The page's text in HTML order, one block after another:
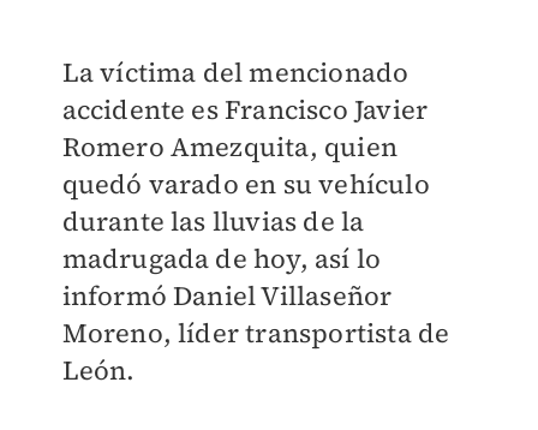
La víctima del mencionado
accidente es Francisco Javier
Romero Amezquita, quien
quedó varado en su vehículo
durante las lluvias de la
madrugada de hoy, así lo
informó Daniel Villaseñor
Moreno, líder transportista de
León.